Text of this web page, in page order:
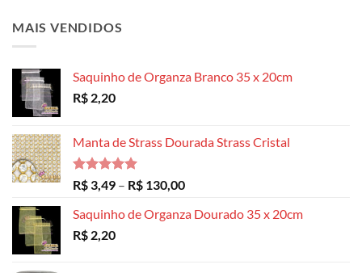
MAIS VENDIDOS
Saquinho de Organza Branco 35 x 20cm
R$ 2,20
Manta de Strass Dourada Strass Cristal
Avaliação
5.00
de 5
R$ 3,49 – R$ 130,00Faixa
preço:
Saquinho de Organza Dourado 35 x 20cm
R$ 2,20